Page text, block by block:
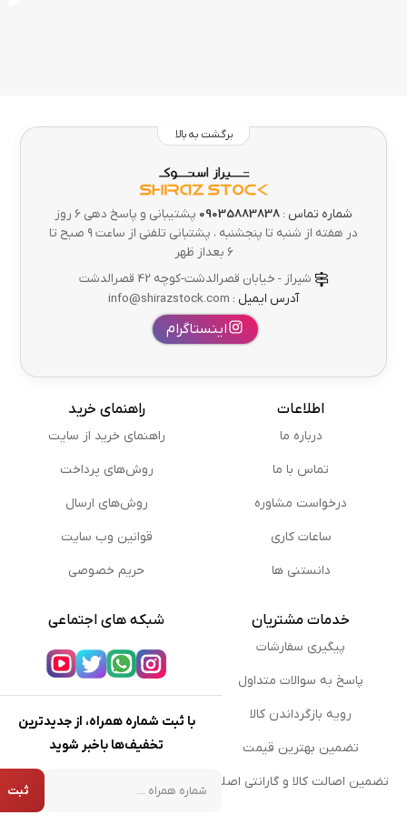
برگشت به بالا
شماره تماس : 09035883838
پشتیبانی و پاسخ دهی 6 روز
در هفته از شنبه تا پنجشنبه ، پشتبانی تلفنی از ساعت ۹ صبح تا
۶ بعداز ظهر
شیراز - خیابان قصرالدشت-کوچه 42 قصرالدشت
آدرس ایمیل :
اینستاگرام
اطلاعات
درباره ما
تماس با ما
درخواست مشاوره
ساعات کاری
دانستنی ها
راهنمای خرید
راهنمای خرید از سایت
روش‌های پرداخت
روش‌های ارسال
قوانین وب سایت
حریم خصوصی
خدمات مشتریان
پیگیری سفارشات
پاسخ به سوالات متداول
رویه بازگرداندن کالا
تضمین بهترین قیمت
تضمین اصالت کالا و گارانتی اصلی
شبکه های اجتماعی
با ثبت شماره همراه، از جدیدترین
تخفیف‌ها باخبر شوید
شماره همراه
ثبت